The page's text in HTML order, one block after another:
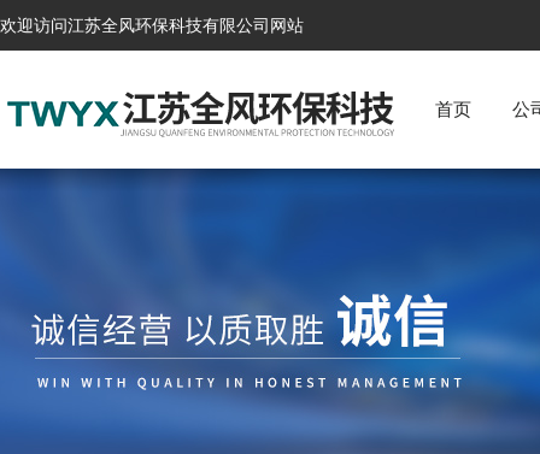
欢迎访问江苏全风环保科技有限公司网站
首页 公